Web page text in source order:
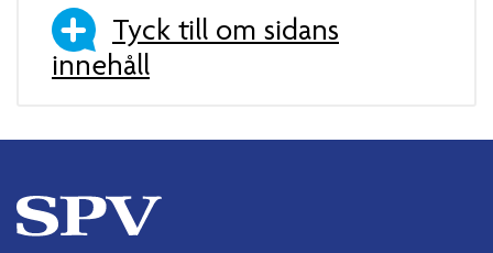
Tyck till om sidans
innehåll